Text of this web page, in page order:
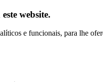
website.
e funcionais, para lhe